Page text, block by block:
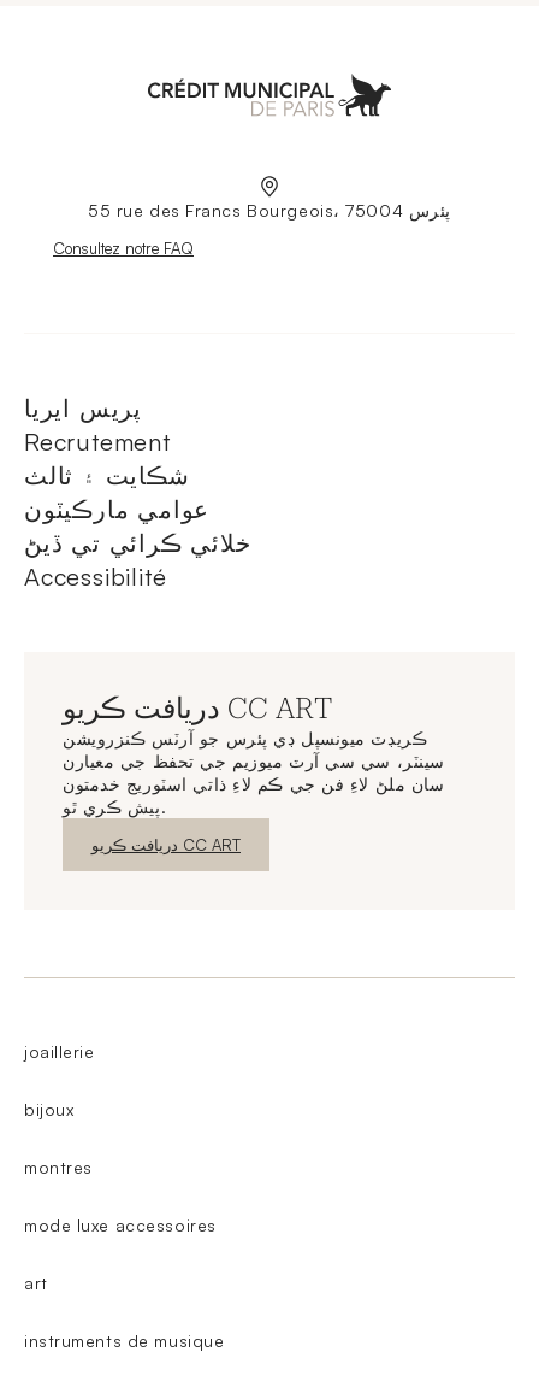
55 rue des Francs Bourgeois، 75004 پئرس
Nouvelle fenêtre
Consultez notre FAQ
پريس ايريا
Recrutement
شڪايت ۽ ثالث
عوامي مارڪيٽون
خلائي ڪرائي تي ڏيڻ
Accessibilité
دريافت ڪريو CC ART
ڪريڊٽ ميونسپل ڊي پئرس جو آرٽس ڪنزرويشن
سينٽر، سي سي آرٽ ميوزيم جي تحفظ جي معيارن
سان ملڻ لاءِ فن جي ڪم لاءِ ذاتي اسٽوريج خدمتون
پيش ڪري ٿو.
نئين ونڊو دريافت ڪريو CC ART
joaillerie
bijoux
montres
mode luxe accessoires
art
instruments de musique